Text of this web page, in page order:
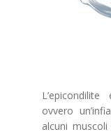
ovvero
alcuni muscoli